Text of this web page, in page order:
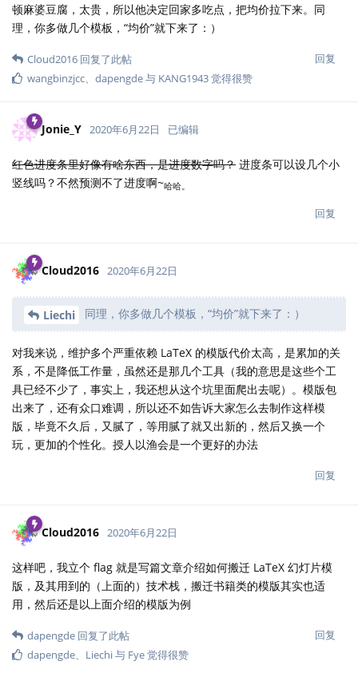
顿麻婆豆腐，太贵，所以他决定回家多吃点，把均价拉下来。同
理，你多做几个模板，“均价”就下来了：）
回复
Cloud2016 回复了此帖
wangbinzjcc、 dapengde与 KANG1943觉得很赞
Jonie_Y 2020年6月22日 已编辑
红色进度条里好像有啥东西，是进度数字吗？ 进度条可以设几个小
竖线吗？不然预测不了进度啊~哈哈。
回复
Cloud2016 2020年6月22日
Liechi 同理，你多做几个模板，“均价”就下来了：）
对我来说，维护多个严重依赖 LaTeX 的模版代价太高，是累加的关
系，不是降低工作量，虽然还是那几个工具（我的意思是这些个工
具已经不少了，事实上，我还想从这个坑里面爬出去呢）。模版包
出来了，还有众口难调，所以还不如告诉大家怎么去制作这样模
版，毕竟不久后，又腻了，等用腻了就又出新的，然后又换一个
玩，更加的个性化。授人以渔会是一个更好的办法
回复
Cloud2016 2020年6月22日
这样吧，我立个 flag 就是写篇文章介绍如何搬迁 LaTeX 幻灯片模
版，及其用到的（上面的）技术栈，搬迁书籍类的模版其实也适
用，然后还是以上面介绍的模版为例
回复
dapengde 回复了此帖
dapengde、 Liechi与 Fye觉得很赞